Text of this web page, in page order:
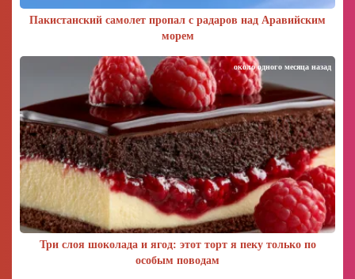
Пакистанский самолет пропал с радаров над Аравийским
морем
Три слоя шоколада и ягод: этот торт я пеку только по
особым поводам
около одного месяца назад